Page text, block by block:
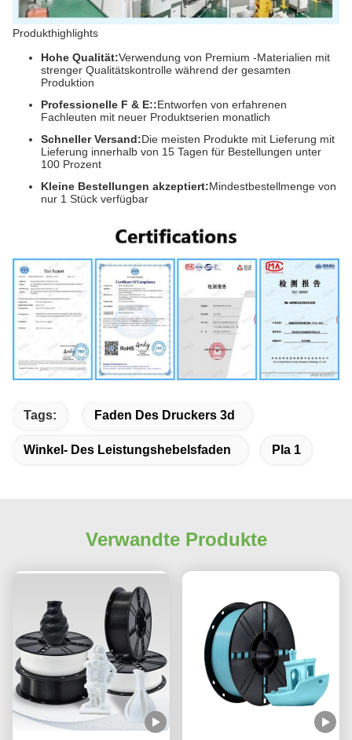
Produkthighlights
Hohe Qualität:Verwendung von Premium -Materialien mit
strenger Qualitätskontrolle während der gesamten
Produktion
Professionelle F & E::Entworfen von erfahrenen
Fachleuten mit neuer Produktserien monatlich
Schneller Versand:Die meisten Produkte mit Lieferung mit
Lieferung innerhalb von 15 Tagen für Bestellungen unter
100 Prozent
Kleine Bestellungen akzeptiert:Mindestbestellmenge von
nur 1 Stück verfügbar
Tags: Faden Des Druckers 3d
Winkel- Des Leistungshebelsfaden Pla 1
Verwandte Produkte